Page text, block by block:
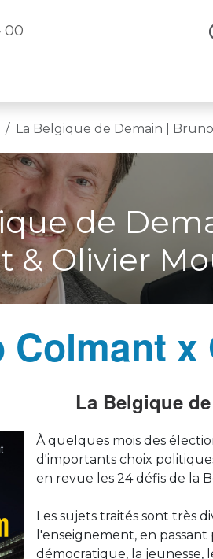
00
La Belgique de Demain |
de
& Olivier
Colmant
La Belgique
À quelques mois des
d'importants choix
en revue les 24 défis de la
Les sujets traités sont très
l'enseignement, en
démocratique, la jeunesse,